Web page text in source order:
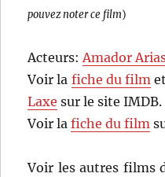
pouvez noter ce film)
Acteurs:Amador
Voir la fiche du film
Laxe sur le site IMDB.
Voir lafiche du film
Voir les autres films